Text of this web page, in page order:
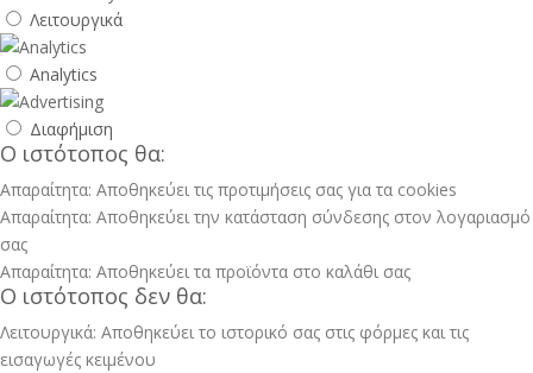
Λειτουργικά
Analytics
Διαφήμιση
Ο ιστότοπος θα:
Απαραίτητα: Αποθηκεύει τις προτιμήσεις σας για τα cookies
Απαραίτητα: Αποθηκεύει την κατάσταση σύνδεσης στον λογαριασμό
σας
Απαραίτητα: Αποθηκεύει τα προϊόντα στο καλάθι σας
Ο ιστότοπος δεν θα:
Λειτουργικά: Αποθηκεύει το ιστορικό σας στις φόρμες και τις
εισαγωγές κειμένου